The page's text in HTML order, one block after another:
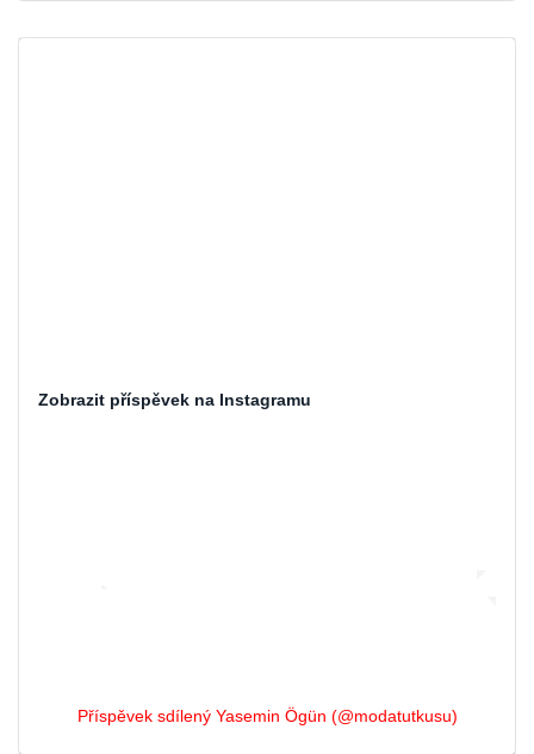
Zobrazit příspěvek na Instagramu
Příspěvek sdílený Yasemin Ögün (@modatutkusu)